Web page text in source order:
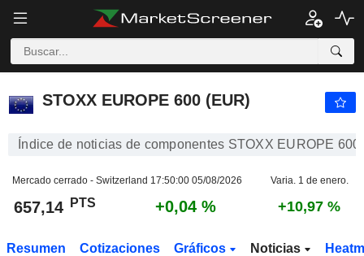
STOXX EUROPE 600 (EUR)
Índice de noticias de componentes STOXX EUROPE 600
Mercado cerrado - Switzerland 17:50:00 05/08/2026 Varia. 1 de enero.
657,14 PTS +0,04 % +10,97 %
Resumen Cotizaciones Gráficos Noticias